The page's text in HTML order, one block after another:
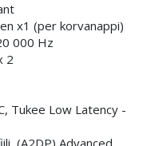
x1 (per korvanappi)
000 Hz
2
Tukee Low Latency -